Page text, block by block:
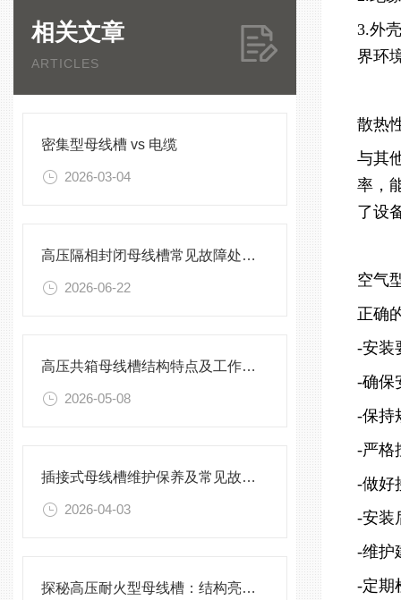
相关文章
ARTICLES
密集型母线槽 vs 电缆
2026-03-04
高压隔相封闭母线槽常见故障处理方案
2026-06-22
高压共箱母线槽结构特点及工作原理
2026-05-08
插接式母线槽维护保养及常见故障处理指南
2026-04-03
探秘高压耐火型母线槽：结构亮点与实用效能
3.外
界环
散热
与其
率，
了设
空气
正确
-安装
-确保
-保持
-严格
-做好
-安装
-维护
-定期